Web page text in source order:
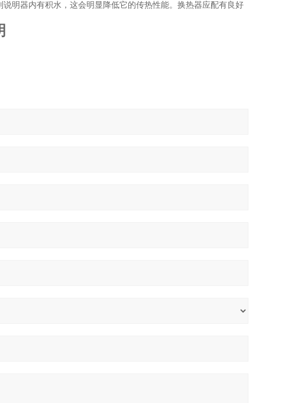
明器内有积水，这会明显降低它的传热性能。换热器应配有良好